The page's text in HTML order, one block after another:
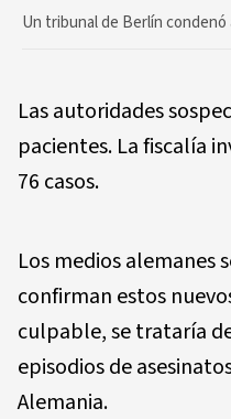
Un tribunal de Berlín
Las autoridades
pacientes. La fiscalía
76 casos.
Los medios alemanes
confirman estos
culpable, se trataría
episodios de
Alemania.